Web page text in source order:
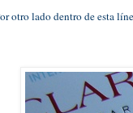
otro lado dentro de esta